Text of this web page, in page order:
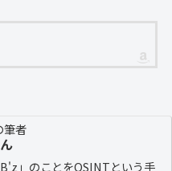
筆者
」のことをOSINTという手